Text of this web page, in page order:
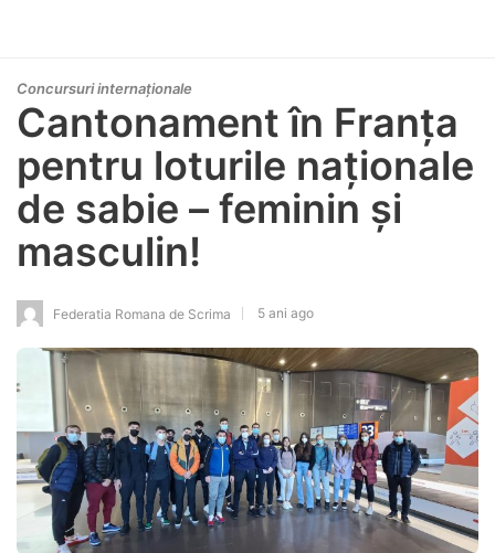
Concursuri internaționale
Cantonament în Franța
pentru loturile naționale
de sabie – feminin și
masculin!
Federatia Romana de Scrima 5 ani ago